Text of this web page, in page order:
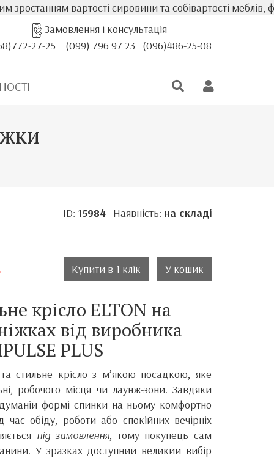
сировини та собівартості меблів, фактична
Замовлення і консультація
27-25
(099) 796 97 23 (096)486-25-08
ID: 15984Наявність: на складі
Купити в 1 клік У кошик
крісло ELTON на
від виробника
PLUS
стильне крісло з м’якою посадкою, яке
робочого місця чи лаунж-зони. Завдяки
формі спинки на ньому комфортно
обіду, роботи або спокійних вечірніх
під замовлення, тому покупець сам
У зразках доступний великий вибір